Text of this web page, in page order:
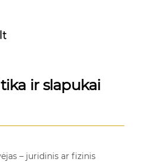
ir slapukai
– juridinis ar fizinis